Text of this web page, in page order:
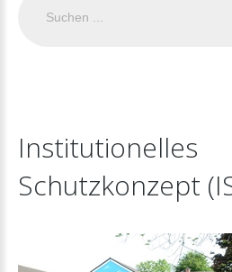
Institutionelles
Schutzkonzept